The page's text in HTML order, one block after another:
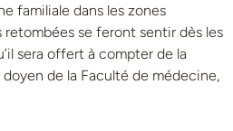
familiale dans les zones
retombées se feront sentir dès les
sera offert à compter de la
de la Faculté de médecine,